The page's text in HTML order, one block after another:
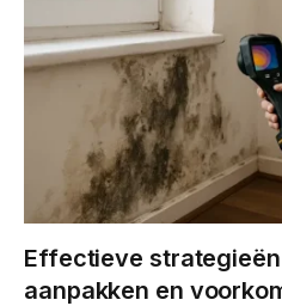
Effectieve
aanpakken en